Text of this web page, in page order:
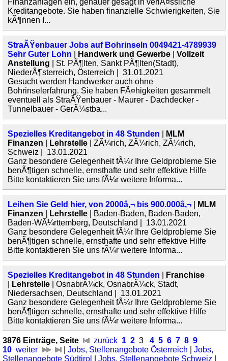
Finanzanlagen ein, genauer gesagt in verlÃ¤ssliche
Kreditangebote. Sie haben finanzielle Schwierigkeiten, Sie
kÃ¶nnen I...
StraÃŸenbauer Jobs auf Bohrinseln 0049421-4789939
Sehr Guter Lohn
Handwerk und Gewerbe
Vollzeit
Anstellung | St. PÃ¶lten, Sankt PÃ¶lten(Stadt),
NiederÃ¶sterreich, Österreich | 31.01.2021
Gesucht werden Handwerker auch ohne
Bohrinselerfahrung. Sie haben FÃ¤higkeiten gesammelt
eventuell als StraÃŸenbauer - Maurer - Dachdecker -
Tunnelbauer - GerÃ¼stba...
Spezielles Kreditangebot in 48 Stunden
MLM
Finanzen
Lehrstelle | ZÃ¼rich, ZÃ¼rich, ZÃ¼rich,
Schweiz | 13.01.2021
Ganz besondere Gelegenheit fÃ¼r Ihre Geldprobleme Sie
benÃ¶tigen schnelle, ernsthafte und sehr effektive Hilfe
Bitte kontaktieren Sie uns fÃ¼r weitere Informa...
Leihen Sie Geld hier, von 2000â‚¬ bis 900.000â‚¬
MLM
Finanzen
Lehrstelle | Baden-Baden, Baden-Baden,
Baden-WÃ¼rttemberg, Deutschland | 13.01.2021
Ganz besondere Gelegenheit fÃ¼r Ihre Geldprobleme Sie
benÃ¶tigen schnelle, ernsthafte und sehr effektive Hilfe
Bitte kontaktieren Sie uns fÃ¼r weitere Informa...
Spezielles Kreditangebot in 48 Stunden
Franchise
Lehrstelle | OsnabrÃ¼ck, OsnabrÃ¼ck, Stadt,
Niedersachsen, Deutschland | 13.01.2021
Ganz besondere Gelegenheit fÃ¼r Ihre Geldprobleme Sie
benÃ¶tigen schnelle, ernsthafte und sehr effektive Hilfe
Bitte kontaktieren Sie uns fÃ¼r weitere Informa...
3876 Einträge, Seite zurück 1 2 3 4 5 6 7 8 9
10 weiter Jobs, Stellenangebote Österreich
Jobs,
Stellenangebote Südtirol
Jobs, Stellenangebote Schweiz